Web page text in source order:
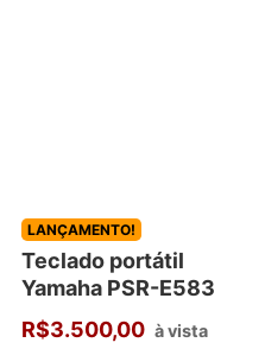
LANÇAMENTO!
Teclado portátil
Yamaha PSR-E583
R$3.500,00 à vista